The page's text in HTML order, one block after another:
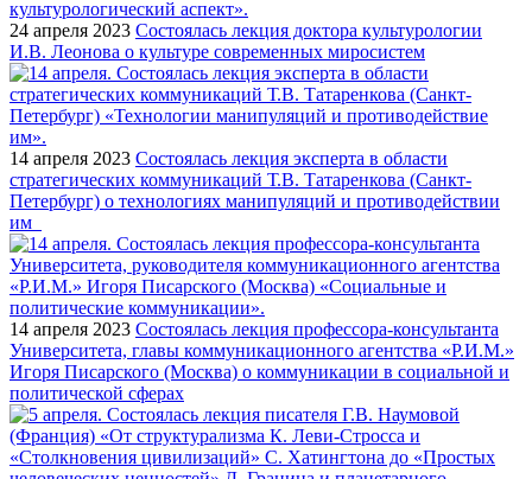
24 апреля 2023 Состоялась лекция доктора культурологии
И.В. Леонова о культуре современных миросистем
14 апреля 2023 Состоялась лекция эксперта в области
стратегических коммуникаций Т.В. Татаренкова (Санкт-
Петербург) о технологиях манипуляций и противодействии
им
14 апреля 2023 Состоялась лекция профессора-консультанта
Университета, главы коммуникационного агентства «Р.И.М.»
Игоря Писарского (Москва) о коммуникации в социальной и
политической сферах